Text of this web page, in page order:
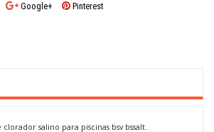
Google+ Pinterest
salino para piscinas bsv bssalt.